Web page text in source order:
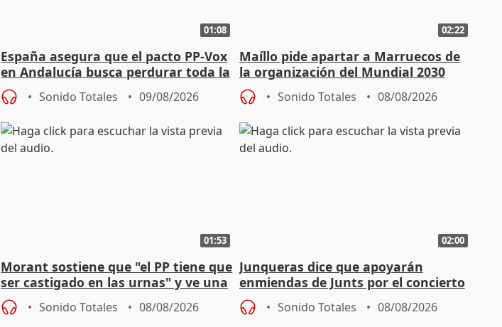
01:08
España asegura que el pacto PP-Vox
en Andalucía busca perdurar toda la
legislatura
Sonido Totales 09/08/2026
02:22
Maíllo pide apartar a Marruecos de
la organización del Mundial 2030
Sonido Totales 08/08/2026
01:53
Morant sostiene que "el PP tiene que
ser castigado en las urnas" y ve una
"pulsión de cambio"
Sonido Totales 08/08/2026
02:00
Junqueras dice que apoyarán
enmiendas de Junts por el concierto
en el trámite de financiación
Sonido Totales 08/08/2026